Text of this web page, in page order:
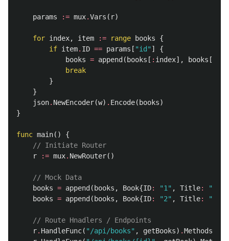
params := mux.Vars ( r)
for index, item := range books
{
if item. ID == params [ "id" ]
{
books = append ( books [ : index], books [
break
}
}
json. NewEncoder(w) . Encode( books)
}
func main()
{
// Initiate Router
r
:= mux. NewRouter()
// Mock Data
books = append ( books , Book{ID: "1" , Title:
books = append ( books , Book{ID: "2" , Title:
// Route Hnadlers / Endpoints
r. HandleFunc( "/api/books" , getBooks) .Methods